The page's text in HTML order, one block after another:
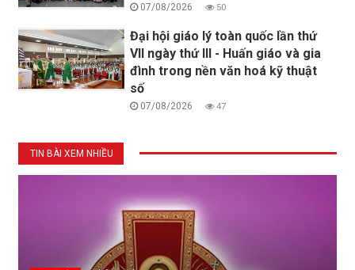
07/08/2026 50
Đại hội giáo lý toàn quốc lần thứ
VII ngày thứ III - Huấn giáo và gia
đình trong nền văn hoá kỹ thuật
số
07/08/2026 47
TIN BÀI XEM NHIỀU